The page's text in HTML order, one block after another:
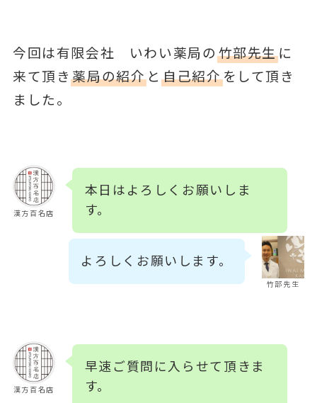
今回は有限会社 いわい薬局の 竹部先生に
来て頂き薬局の紹介 と自己紹介をして頂き
ました。
漢方百名店
本日はよろしくお願いしま
す。
竹部先生
よろしくお願いします。
漢方百名店
早速ご質問に入らせて頂きま
す。